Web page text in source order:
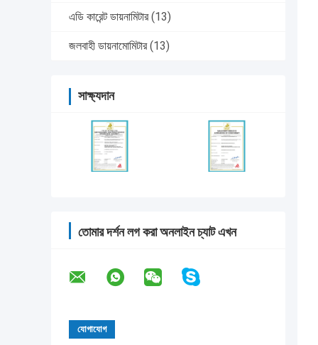
এডি কারেন্ট ডায়নামিটার (13)
জলবাহী ডায়নামোমিটার (13)
সাক্ষ্যদান
তোমার দর্শন লগ করা অনলাইন চ্যাট এখন